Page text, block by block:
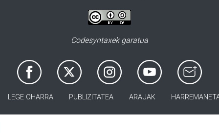
Codesyntaxek garatua
LEGE OHARRA PUBLIZITATEA ARAUAK